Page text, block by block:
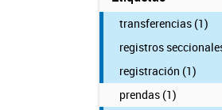
transferencias (1)
registros
registración (1)
prendas (1)